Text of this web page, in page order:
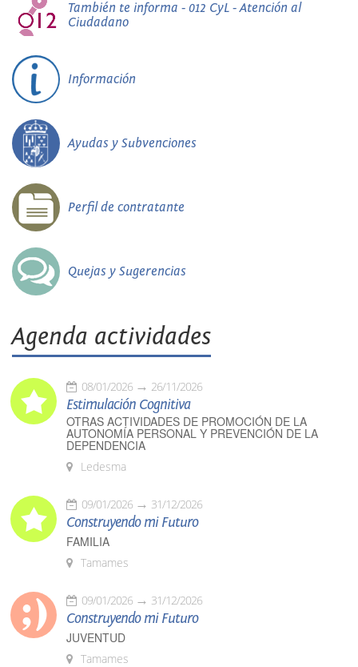
También te informa - 012 CyL - Atención al
Ciudadano
Información
Ayudas y Subvenciones
Perfil de contratante
Quejas y Sugerencias
Agenda actividades
08/01/2026 26/11/2026
Estimulación Cognitiva
OTRAS ACTIVIDADES DE PROMOCIÓN DE LA
AUTONOMÍA PERSONAL Y PREVENCIÓN DE LA
DEPENDENCIA
Ledesma
09/01/2026 31/12/2026
Construyendo mi Futuro
FAMILIA
Tamames
09/01/2026 31/12/2026
Construyendo mi Futuro
JUVENTUD
Tamames